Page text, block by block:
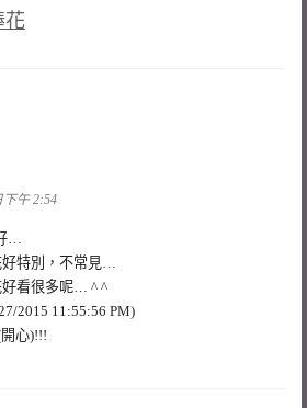
花
下午 2:54
…
特別，不常見…
好看很多呢… ^ ^
2015 11:55:56 PM)
心)!!!